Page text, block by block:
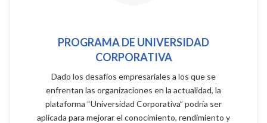
PROGRAMA DE UNIVERSIDAD
CORPORATIVA
Dado los desafíos empresariales a los que se
enfrentan las organizaciones en la actualidad, la
plataforma “Universidad Corporativa” podría ser
aplicada para mejorar el conocimiento, rendimiento y